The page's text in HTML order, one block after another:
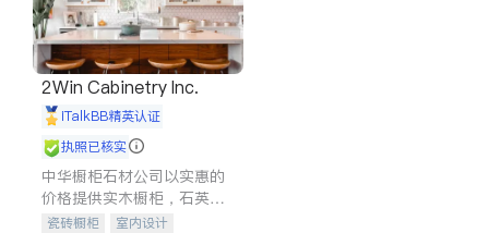
长期护理医疗保险
伤残保险
个人保险
2Win Cabinetry Inc.
iTalkBB精英认证
执照已核实
中华橱柜石材公司以实惠的
价格提供实木橱柜，石英石
台面，多种优质不锈钢水
瓷砖橱柜
室内设计